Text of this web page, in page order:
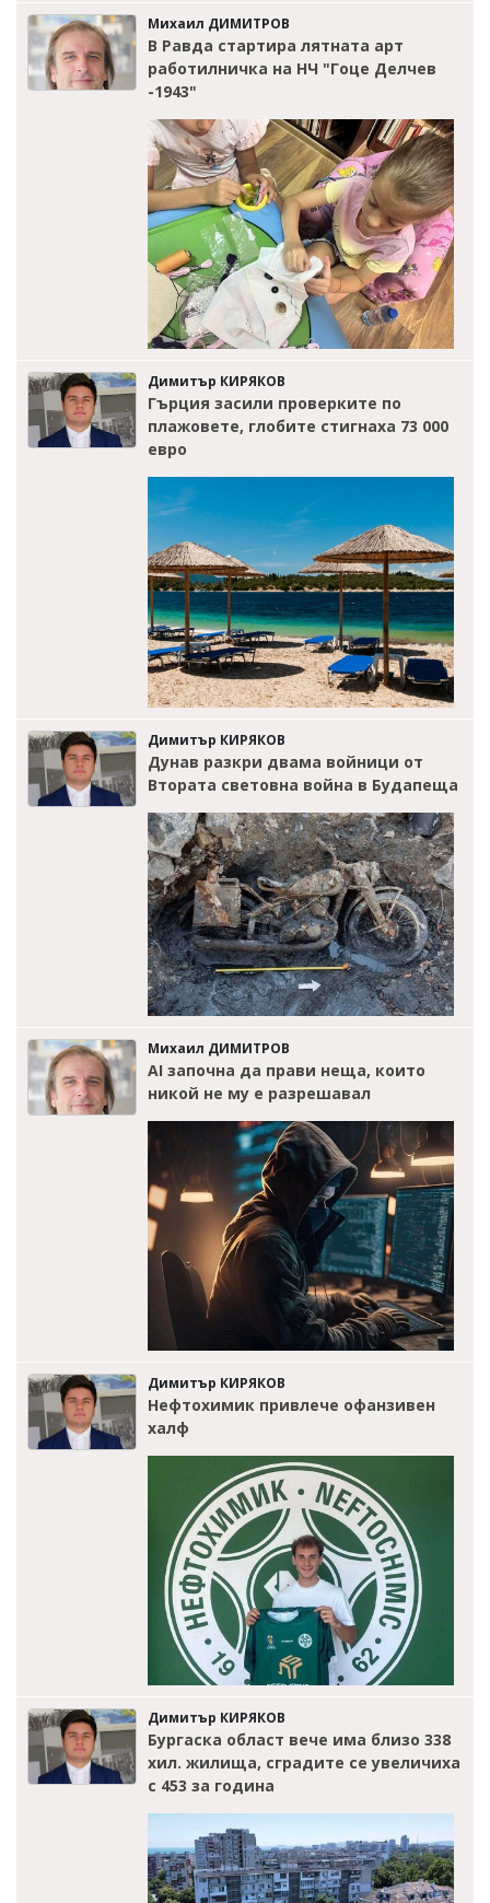
Михаил ДИМИТРОВ
В Равда стартира лятната арт
работилничка на НЧ "Гоце Делчев
-1943"
Димитър КИРЯКОВ
Гърция засили проверките по
плажовете, глобите стигнаха 73 000
евро
Димитър КИРЯКОВ
Дунав разкри двама войници от
Втората световна война в Будапеща
Михаил ДИМИТРОВ
AI започна да прави неща, които
никой не му е разрешавал
Димитър КИРЯКОВ
Нефтохимик привлече офанзивен
халф
Димитър КИРЯКОВ
Бургаска област вече има близо 338
хил. жилища, сградите се увеличиха
с 453 за година